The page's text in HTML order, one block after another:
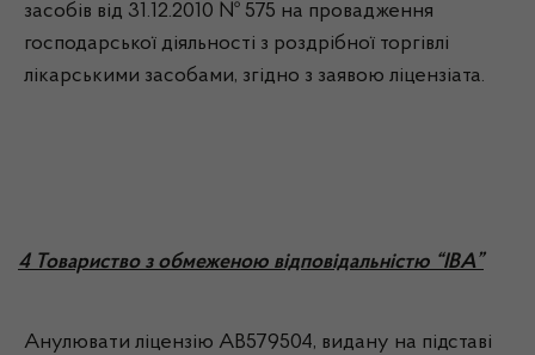
засобів від 31.12.2010 № 575 на провадження
господарської діяльності з роздрібної торгівлі
лікарськими засобами, згідно з заявою ліцензіата.
4 Товариство з обмеженою відповідальністю “ІВА”
Анулювати ліцензію АВ579504, видану на підставі